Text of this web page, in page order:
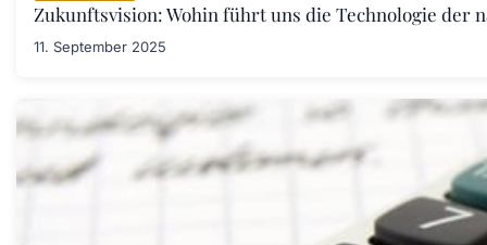
Zukunftsvision: Wohin führt uns die Technologie der
11. September 2025